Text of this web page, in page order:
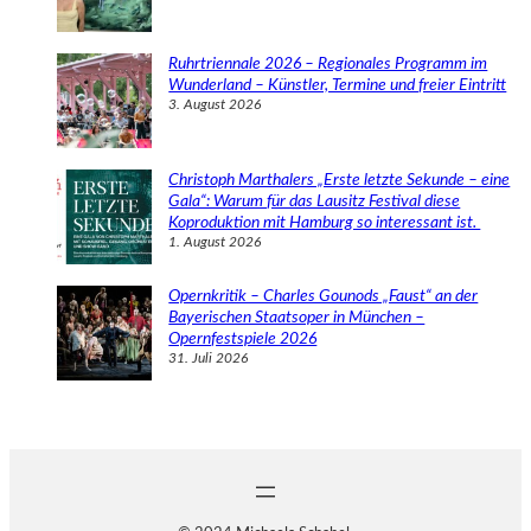
Ruhrtriennale 2026 – Regionales Programm im
Wunderland – Künstler, Termine und freier Eintritt
3. August 2026
Christoph Marthalers „Erste letzte Sekunde – eine
Gala“: Warum für das Lausitz Festival diese
Koproduktion mit Hamburg so interessant ist.
1. August 2026
Opernkritik – Charles Gounods „Faust“ an der
Bayerischen Staatsoper in München –
Opernfestspiele 2026
31. Juli 2026